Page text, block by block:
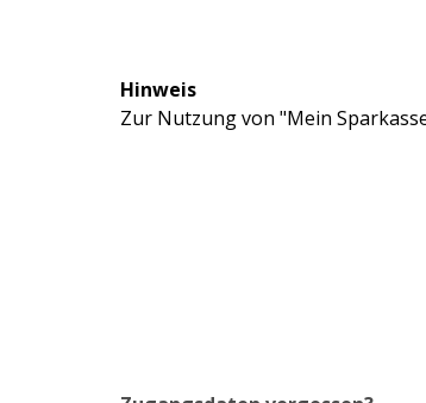
Hinweis
Zur Nutzung von "Mein